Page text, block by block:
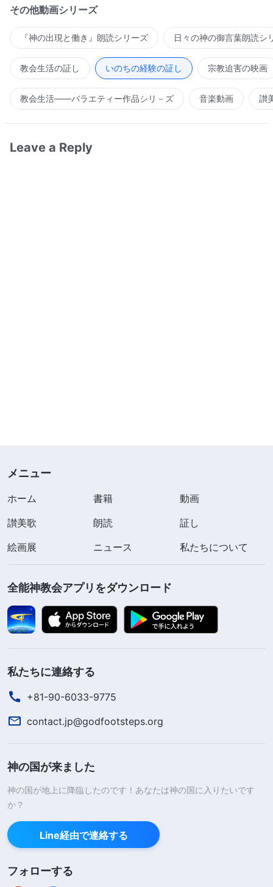
その他動画シリーズ
『神の出現と働き』朗読シリーズ 日々の神の御言葉朗読シ
教会生活の証し いのちの経験の証し 宗教迫害の映画
教会生活――バラエティー作品シリ－ズ 音楽動画 讃
Leave a Reply
メニュー
ホーム 書籍
動画
讃美歌
朗読
証し
絵画展
ニュース 私たちについて
全能神教会アプリをダウンロード
私たちに連絡する
+81-90-6033-9775
contact.jp@godfootsteps.org
神の国が来ました
神の国が地上に降臨したのです！あなたは神の国に入りたいです
か？
Line経由で連絡する
フォローする